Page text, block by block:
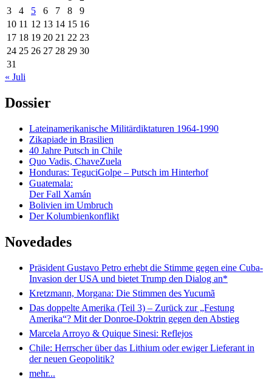
3
4 5 6 7 8
9
10 11 12 13 14 15 16
17 18 19 20 21 22 23
24 25 26 27 28 29 30
31
« Juli
Dossier
Lateinamerikanische Militärdiktaturen 1964-1990
Zikapiade in Brasilien
40 Jahre Putsch in Chile
Quo Vadis, ChaveZuela
Honduras: TeguciGolpe – Putsch im Hinterhof
Guatemala:
Der Fall Xamán
Bolivien im Umbruch
Der Kolumbienkonflikt
Novedades
Präsident Gustavo Petro erhebt die Stimme gegen eine Cuba-
Invasion der USA und bietet Trump den Dialog an*
Kretzmann, Morgana: Die Stimmen des Yucumã
Das doppelte Amerika (Teil 3) – Zurück zur „Festung
Amerika“? Mit der Donroe-Doktrin gegen den Abstieg
Marcela Arroyo & Quique Sinesi: Reflejos
Chile: Herrscher über das Lithium oder ewiger Lieferant in
der neuen Geopolitik?
mehr...